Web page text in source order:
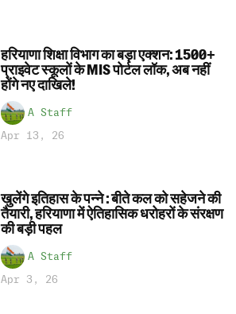
हरियाणा शिक्षा विभाग का बड़ा एक्शन: 1500+
प्राइवेट स्कूलों के MIS पोर्टल लॉक, अब नहीं
होंगे नए दाखिले!
A Staff
Apr 13, 26
खुलेंगे इतिहास के पन्ने : बीते कल को सहेजने की
तैयारी, हरियाणा में ऐतिहासिक धरोहरों के संरक्षण
की बड़ी पहल
A Staff
Apr 3, 26